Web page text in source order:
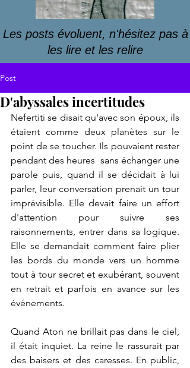
Les posts évoluent, n'hésitez pas à
les lire et les relire
Post
D'abyssales incertitudes
Nefertiti se disait qu'avec son époux, ils
étaient comme deux planètes sur le
point de se toucher. Ils pouvaient rester
pendant des heures  sans échanger une
parole puis, quand il se décidait à lui
parler, leur conversation prenait un tour
imprévisible. Elle devait faire un effort
d'attention pour suivre ses
raisonnements, entrer dans sa logique.
Elle se demandait comment faire plier
les bords du monde vers un homme
tout à tour secret et exubérant, souvent
en retrait et parfois en avance sur les
événements.
Quand Aton ne brillait pas dans le ciel,
il était inquiet. La reine le rassurait par
des baisers et des caresses. En public,